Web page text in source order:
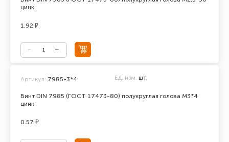
цинк
1.92 ₽
Винт DIN 7985 (ГОСТ 17473-80) полукруглая голова М3*4
цинк
Артикул: 7985-3*4 Ед. изм. шт.
0.57 ₽